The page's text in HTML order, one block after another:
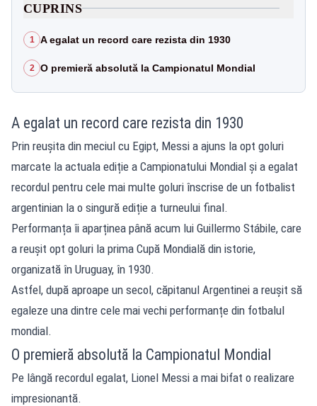
CUPRINS
1 A egalat un record care rezista din 1930
2 O premieră absolută la Campionatul Mondial
A egalat un record care rezista din 1930
Prin reușita din meciul cu Egipt, Messi a ajuns la opt goluri
marcate la actuala ediție a Campionatului Mondial și a egalat
recordul pentru cele mai multe goluri înscrise de un fotbalist
argentinian la o singură ediție a turneului final.
Performanța îi aparținea până acum lui Guillermo Stábile, care
a reușit opt goluri la prima Cupă Mondială din istorie,
organizată în Uruguay, în 1930.
Astfel, după aproape un secol, căpitanul Argentinei a reușit să
egaleze una dintre cele mai vechi performanțe din fotbalul
mondial.
O premieră absolută la Campionatul Mondial
Pe lângă recordul egalat, Lionel Messi a mai bifat o realizare
impresionantă.